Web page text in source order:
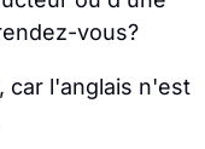
vous?
car l'anglais n'est